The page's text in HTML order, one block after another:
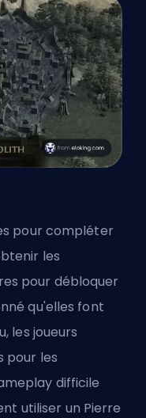
pour compléter
les
pour débloquer
qu'elles font
les joueurs
pour les
difficile
utiliser un Pierre